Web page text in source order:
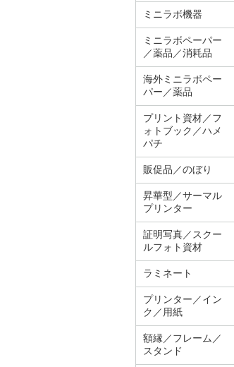
ミニラボ機器
ミニラボペーパー
／薬品／消耗品
海外ミニラボペー
パー／薬品
プリント資材／フ
ォトブック／ハメ
パチ
販促品／のぼり
昇華型／サーマル
プリンター
証明写真／スクー
ルフォト資材
ラミネート
プリンター／イン
ク／用紙
額縁／フレーム／
スタンド